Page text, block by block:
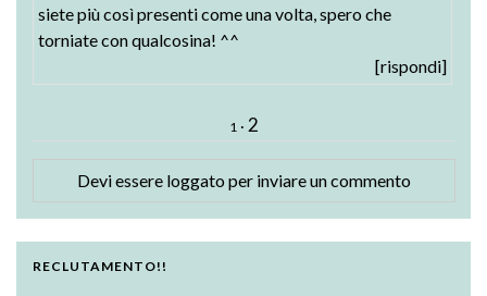
siete più così presenti come una volta, spero che
torniate con qualcosina! ^^
[rispondi]
1· 2
Devi essere loggato per inviare un commento
RECLUTAMENTO!!